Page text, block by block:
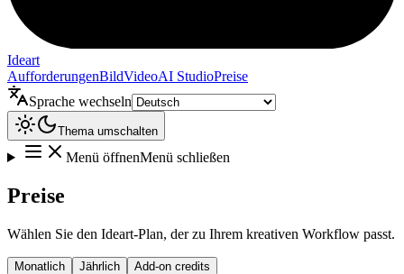
Ideart
AufforderungenBildVideoAI StudioPreise
Sprache wechseln
Thema umschalten
Menü öffnenMenü schließen
Preise
Wählen Sie den Ideart-Plan, der zu Ihrem kreativen Workflow passt.
Monatlich Jährlich Add-on credits